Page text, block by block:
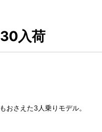
入荷
さえた3人乗りモデル。